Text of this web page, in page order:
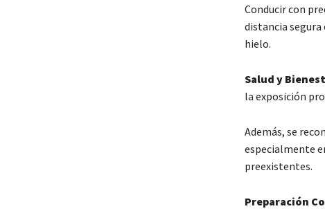
Conducir con
distancia
hielo.
Salud y
la exposición
Además, se
especialmente
preexistentes.
Preparación